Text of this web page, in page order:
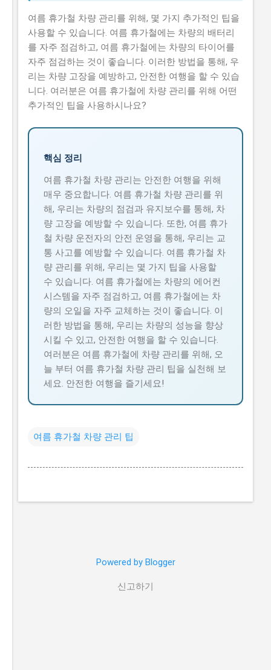
여름 휴가철 차량 관리를 위해, 몇 가지 추가적인 팁을
사용할 수 있습니다. 여름 휴가철에는 차량의 배터리
를 자주 점검하고, 여름 휴가철에는 차량의 타이어를
자주 점검하는 것이 좋습니다. 이러한 방법을 통해, 우
리는 차량 고장을 예방하고, 안전한 여행을 할 수 있습
니다. 여러분은 여름 휴가철에 차량 관리를 위해 어떤
추가적인 팁을 사용하시나요?
핵심 정리
여름 휴가철 차량 관리는 안전한 여행을 위해
매우 중요합니다. 여름 휴가철 차량 관리를 위
해, 우리는 차량의 점검과 유지보수를 통해, 차
량 고장을 예방할 수 있습니다. 또한, 여름 휴가
철 차량 운전자의 안전 운영을 통해, 우리는 교
통 사고를 예방할 수 있습니다. 여름 휴가철 차
량 관리를 위해, 우리는 몇 가지 팁을 사용할
수 있습니다. 여름 휴가철에는 차량의 에어컨
시스템을 자주 점검하고, 여름 휴가철에는 차
량의 오일을 자주 교체하는 것이 좋습니다. 이
러한 방법을 통해, 우리는 차량의 성능을 향상
시킬 수 있고, 안전한 여행을 할 수 있습니다.
여러분은 여름 휴가철에 차량 관리를 위해, 오
늘 부터 여름 휴가철 차량 관리 팁을 실천해 보
세요. 안전한 여행을 즐기세요!
여름 휴가철 차량 관리 팁
Powered by Blogger
신고하기